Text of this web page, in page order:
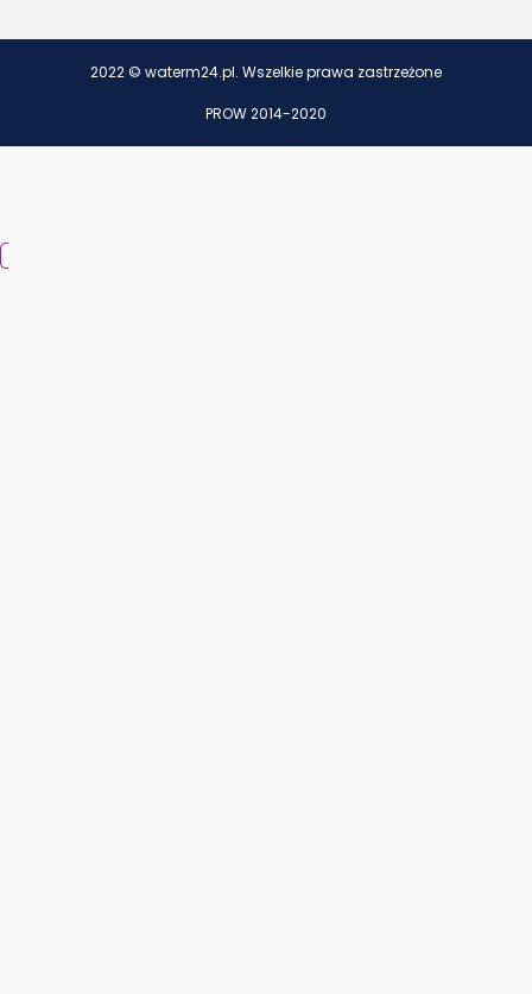
2022 © waterm24.pl. Wszelkie prawa zastrzeżone
PROW 2014-2020